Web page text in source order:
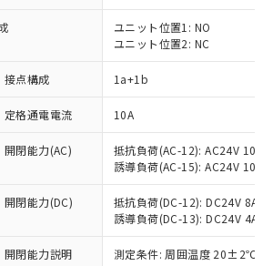
ユニット位置1: NO
ユニット位置2: NC
接点構成 1a+1b
定格通電電流 10A
開閉能力(AC)
抵抗負荷(AC-12): AC24V 10A/
誘導負荷(AC-15): AC24V
開閉能力(DC)
抵抗負荷(DC-12): DC24V 8A/
誘導負荷(DC-13): DC24V 4A/
開閉能力説明 測定条件: 周囲温度 20±2℃、
況
み：EU RoHS指令（10物質）の
応した製品が提供可能な商品で